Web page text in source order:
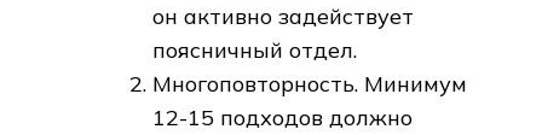
он активно задействует
поясничный отдел.
Многоповторность. Минимум
12-15 подходов должно